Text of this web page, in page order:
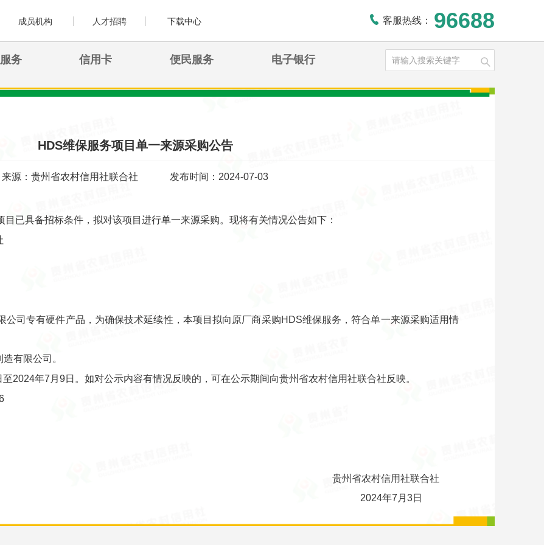
成员机构 人才招聘 下载中心 客服热线： 96688
务 信用卡 便民服务 电子银行
HDS维保服务项目单一来源采购公告
来源：贵州省农村信用社联合社 发布时间：2024-07-03
已具备招标条件，拟对该项目进行单一来源采购。现将有关情况公告如下：
公司专有硬件产品，为确保技术延续性，本项目拟向原厂商采购HDS维保服务，符合单一来源采购适用情
有限公司。
2024年7月9日。如对公示内容有情况反映的，可在公示期间向贵州省农村信用社联合社反映。
贵州省农村信用社联合社
2024年7月3日